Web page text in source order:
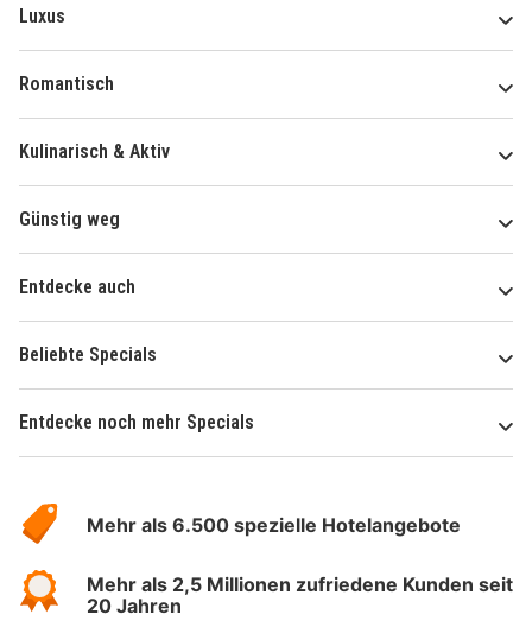
Luxus
Romantisch
Kulinarisch & Aktiv
Günstig weg
Entdecke auch
Beliebte Specials
Entdecke noch mehr Specials
Hotelspecials
Mehr als 6.500 spezielle Hotelangebote
Mehr als 2,5 Millionen zufriedene Kunden seit
20 Jahren